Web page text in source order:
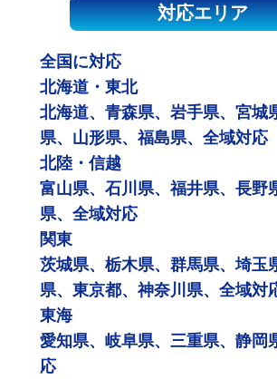
対応エリア
全国に対応
北海道・東北
北海道、青森県、岩手県、宮城
県、山形県、福島県、全域対応
北陸・信越
富山県、石川県、福井県、長野
県、全域対応
関東
茨城県、栃木県、群馬県、埼玉
県、東京都、神奈川県、全域対
東海
愛知県、岐阜県、三重県、静岡
応